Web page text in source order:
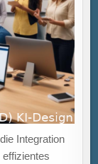
Integration